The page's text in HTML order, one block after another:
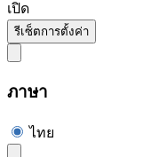
เปิด
รีเซ็ตการตั้งค่า
ภาษา
ไทย